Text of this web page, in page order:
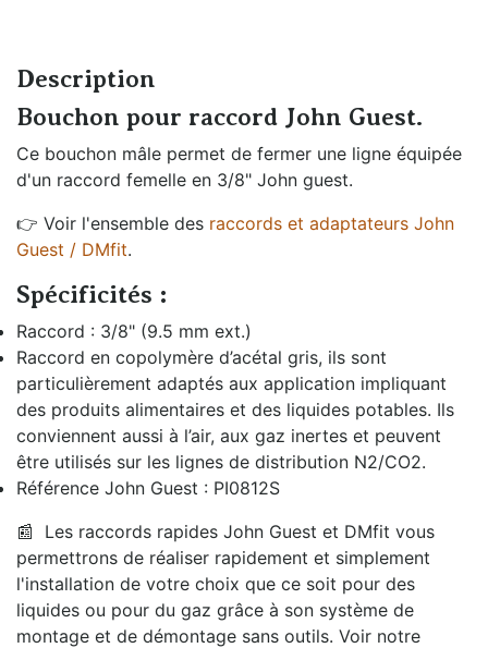
Description
Bouchon pour raccord John Guest.
Ce bouchon mâle permet de fermer une ligne équipée
d'un raccord femelle en 3/8" John guest.
👉 Voir l'ensemble des raccords et adaptateurs John
Guest / DMfit.
Spécificités :
Raccord : 3/8" (9.5 mm ext.)
Raccord en copolymère d’acétal gris, ils sont
particulièrement adaptés aux application impliquant
des produits alimentaires et des liquides potables. Ils
conviennent aussi à l’air, aux gaz inertes et peuvent
être utilisés sur les lignes de distribution N2/CO2.
Référence John Guest : PI0812S
📰 Les raccords rapides John Guest et DMfit vous
permettrons de réaliser rapidement et simplement
l'installation de votre choix que ce soit pour des
liquides ou pour du gaz grâce à son système de
montage et de démontage sans outils. Voir notre